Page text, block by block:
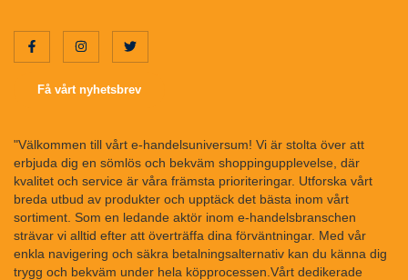
Få vårt nyhetsbrev
"Välkommen till vårt e-handelsuniversum! Vi är stolta över att
erbjuda dig en sömlös och bekväm shoppingupplevelse, där
kvalitet och service är våra främsta prioriteringar. Utforska vårt
breda utbud av produkter och upptäck det bästa inom vårt
sortiment. Som en ledande aktör inom e-handelsbranschen
strävar vi alltid efter att överträffa dina förväntningar. Med vår
enkla navigering och säkra betalningsalternativ kan du känna dig
trygg och bekväm under hela köpprocessen.Vårt dedikerade